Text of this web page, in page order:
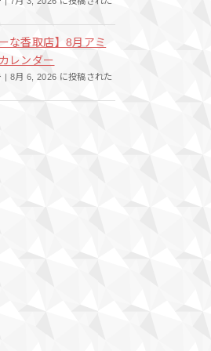
な香取店】8月アミ
レンダー
| 8月 6, 2026 に投稿された